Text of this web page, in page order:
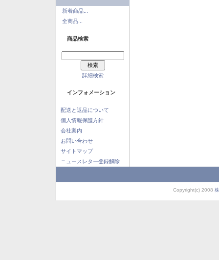
新着商品...
全商品...
商品検索
詳細検索
インフォメーション
配送と返品について
個人情報保護方針
会社案内
お問い合わせ
サイトマップ
ニュースレター登録解除
Copyright(c) 2008